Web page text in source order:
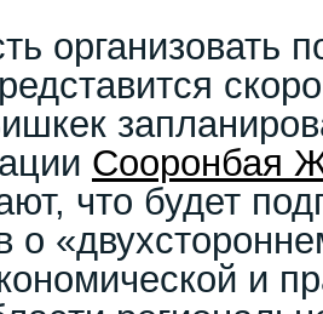
организовать
Сооронбая
что будет
о
и